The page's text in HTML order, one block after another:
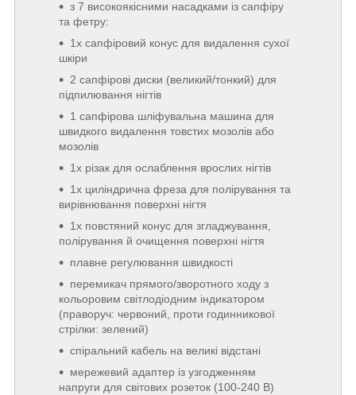
з 7 високоякісними насадками із сапфіру
та фетру:
1x сапфіровий конус для видалення сухої
шкіри
2 сапфірові диски (великий/тонкий) для
підпилювання нігтів
1 сапфірова шліфувальна машина для
швидкого видалення товстих мозолів або
мозолів
1x різак для ослаблення врослих нігтів
1x циліндрична фреза для полірування та
вирівнювання поверхні нігтя
1x повстяний конус для згладжування,
полірування й очищення поверхні нігтя
плавне регулювання швидкості
перемикач прямого/зворотного ходу з
кольоровим світлодіодним індикатором
(праворуч: червоний, проти годинникової
стрілки: зелений)
спіральний кабель на великі відстані
мережевий адаптер із узгодженням
напруги для світових розеток (100-240 В)